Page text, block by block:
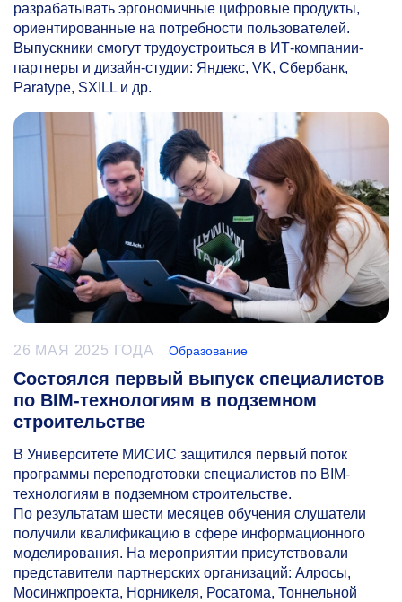
разрабатывать эргономичные цифровые продукты,
ориентированные на потребности пользователей.
Выпускники смогут трудоустроиться в ИТ-компании-
партнеры и дизайн-студии: Яндекс, VK, Сбербанк,
Paratype, SXILL и др.
26 МАЯ 2025 ГОДА Образование
Состоялся первый выпуск специалистов
по BIM-технологиям в подземном
строительстве
В Университете МИСИС защитился первый поток
программы переподготовки специалистов по BIM-
технологиям в подземном строительстве.
По результатам шести месяцев обучения слушатели
получили квалификацию в сфере информационного
моделирования. На мероприятии присутствовали
представители партнерских организаций: Алросы,
Мосинжпроекта, Норникеля, Росатома, Тоннельной